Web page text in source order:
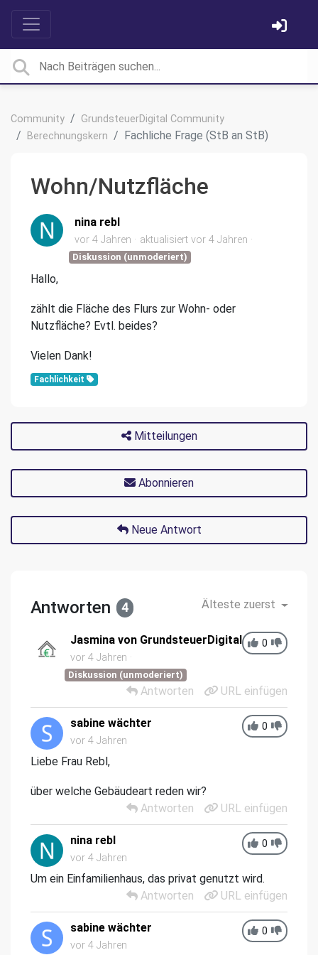
Community
GrundsteuerDigital Community
Berechnungskern
Fachliche Frage (StB an StB)
Wohn/Nutzfläche
nina rebl
vor 4 Jahren aktualisiert vor 4 Jahren
Diskussion (unmoderiert)
Hallo,
zählt die Fläche des Flurs zur Wohn- oder
Nutzfläche? Evtl. beides?
Vielen Dank!
Fachlichkeit
Mitteilungen
Abonnieren
Neue Antwort
Antworten 4 Älteste zuerst
0
Jasmina von GrundsteuerDigital
vor 4 Jahren
Diskussion (unmoderiert)
Antworten URL einfügen
0
sabine wächter
vor 4 Jahren
Liebe Frau Rebl,
über welche Gebäudeart reden wir?
Antworten
URL einfügen
0
nina rebl
vor 4 Jahren
Um ein Einfamilienhaus, das privat genutzt wird.
Antworten
URL einfügen
0
sabine wächter
vor 4 Jahren